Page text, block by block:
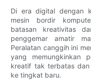
Di era digital dengan
mesin bordir
batasan kreativitas
penggemar amatir
Peralatan canggih ini
yang memungkinkan
kreatif tak terbatas dan
ke tingkat baru.